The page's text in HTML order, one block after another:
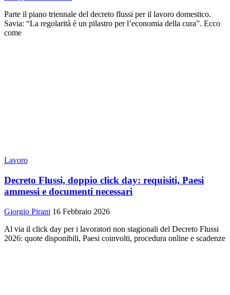
Parte il piano triennale del decreto flussi per il lavoro domestico.
Savia: “La regolarità è un pilastro per l’economia della cura”. Ecco
come
Lavoro
Decreto Flussi, doppio click day: requisiti, Paesi
ammessi e documenti necessari
Giorgio Pirani 16 Febbraio 2026
Al via il click day per i lavoratori non stagionali del Decreto Flussi
2026: quote disponibili, Paesi coinvolti, procedura online e scadenze